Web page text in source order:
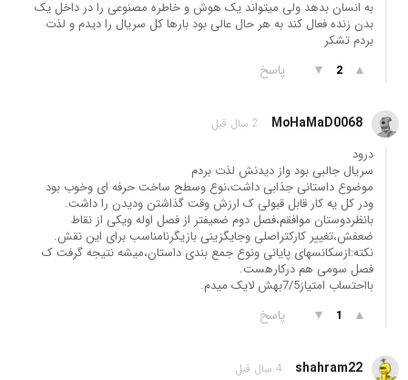
به انسان بدهد ولی میتواند یک هوش و خاطره مصنوعی را در داخل یک
بدن زنده فعال کند به هر حال عالی بود بارها کل سریال را دیدم و لذت
بردم تشکر
▲
2
▼ پاسخ
MoHaMaD0068 2 سال قبل
درود
سریال جالبی بود واز دیدنش لذت بردم
موضوع داستانی جذابی داشت،نوع وسطح ساخت حرفه ای وخوب بود
ودر کل یه کار قابل قبولی ک ارزش وقت گذاشتن ودیدن را داشت.
بانظردوستان موافقم،فصل دوم ضعیفتر از فصل اوله ویکی از نقاط
ضعفش،تغییر کارکتراصلی وجایگزینی بازیگرنامناسب برای این نقش.
نکته:ازسکانسهای پایانی ونوع جمع بندی داستان،میشه نتیجه گرفت ک
فصل سومی هم درکارهست.
بااحتساب امتیاز7/5بهش لایک میدم.
▲
1
▼ پاسخ
shahram22 4 سال قبل